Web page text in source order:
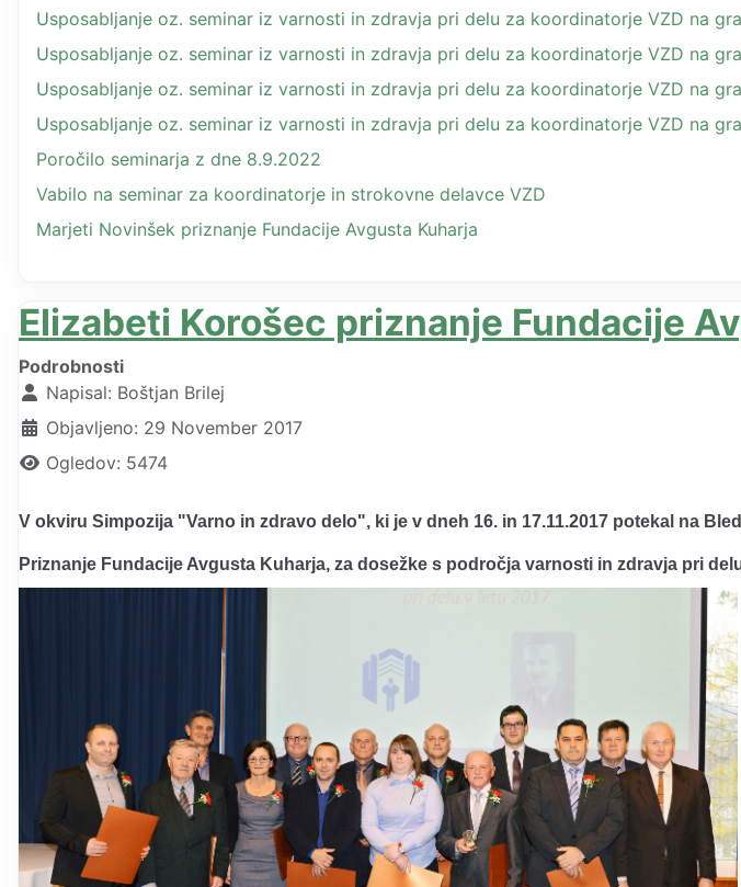
Usposabljanje oz. seminar iz varnosti in zdravja pri delu za koordinatorje VZD na
Usposabljanje oz. seminar iz varnosti in zdravja pri delu za koordinatorje VZD na
Usposabljanje oz. seminar iz varnosti in zdravja pri delu za koordinatorje VZD na
Usposabljanje oz. seminar iz varnosti in zdravja pri delu za koordinatorje VZD na
Poročilo seminarja z dne 8.9.2022
Vabilo na seminar za koordinatorje in strokovne delavce VZD
Marjeti Novinšek priznanje Fundacije Avgusta Kuharja
Elizabeti Korošec priznanje Fundacije
Podrobnosti
Napisal: Boštjan Brilej
Objavljeno: 29 November 2017
Ogledov: 5474
V okviru Simpozija "Varno in zdravo delo", ki je v dneh 16. in 17.11.2017 potekal na
Priznanje Fundacije Avgusta Kuharja, za dosežke s področja varnosti in zdravja pri